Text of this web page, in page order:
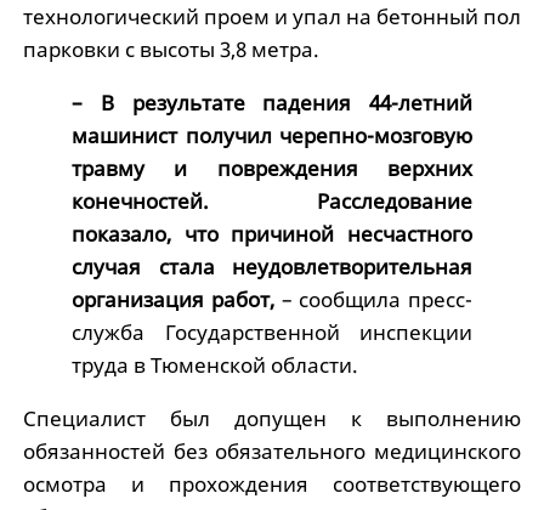
технологический проем и упал на бетонный пол
парковки с высоты 3,8 метра.
– В результате падения 44-летний
машинист получил черепно-мозговую
травму и повреждения верхних
конечностей. Расследование
показало, что причиной несчастного
случая стала неудовлетворительная
организация работ,– сообщила пресс-
служба Государственной инспекции
труда в Тюменской области.
Специалист был допущен к выполнению
обязанностей без обязательного медицинского
осмотра и прохождения соответствующего